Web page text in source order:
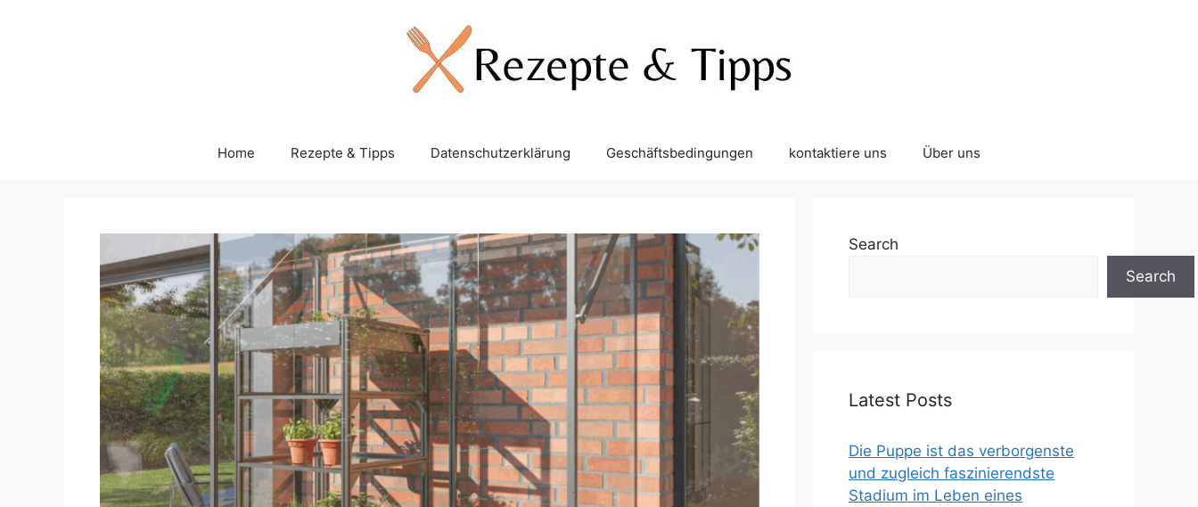
Home Rezepte & Tipps Datenschutzerklärung Geschäftsbedingungen kontaktiere uns Über uns
Search
Search
Latest Posts
Die Puppe ist das verborgenste
und zugleich faszinierendste
Stadium im Leben eines